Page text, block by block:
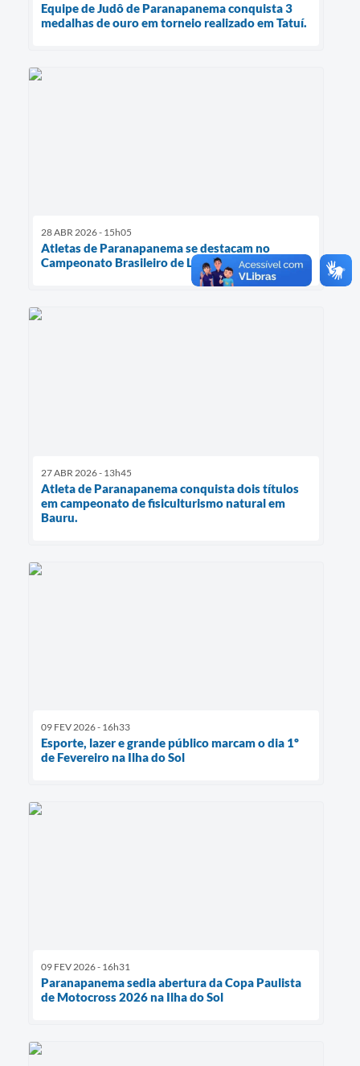
Equipe de Judô de Paranapanema conquista 3
medalhas de ouro em torneio realizado em Tatuí.
28 ABR 2026 - 15h05
Atletas de Paranapanema se destacam no
Campeonato Brasileiro de Luta de Braço.
27 ABR 2026 - 13h45
Atleta de Paranapanema conquista dois títulos
em campeonato de fisiculturismo natural em
Bauru.
09 FEV 2026 - 16h33
Esporte, lazer e grande público marcam o dia 1º
de Fevereiro na Ilha do Sol
09 FEV 2026 - 16h31
Paranapanema sedia abertura da Copa Paulista
de Motocross 2026 na Ilha do Sol